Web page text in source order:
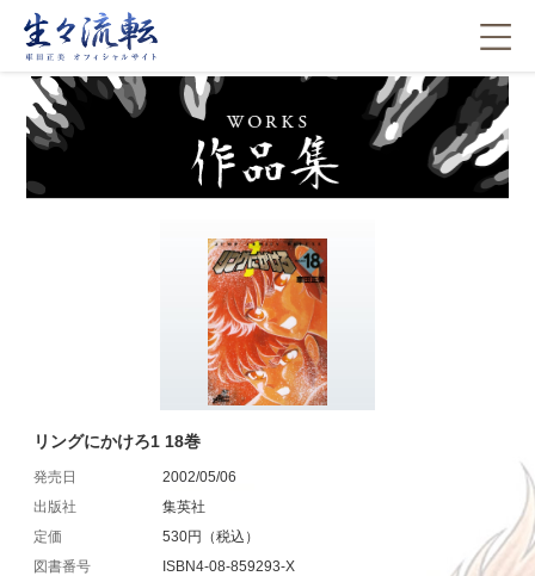
リングにかけろ1 18巻
発売日
2002/05/06
出版社
集英社
定価
530円（税込）
図書番号
ISBN4-08-859293-X